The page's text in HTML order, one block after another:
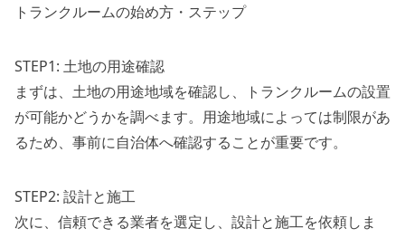
トランクルームの始め方・ステップ
STEP1: 土地の用途確認
まずは、土地の用途地域を確認し、トランクルームの設置
が可能かどうかを調べます。用途地域によっては制限があ
るため、事前に自治体へ確認することが重要です。
STEP2: 設計と施工
次に、信頼できる業者を選定し、設計と施工を依頼しま